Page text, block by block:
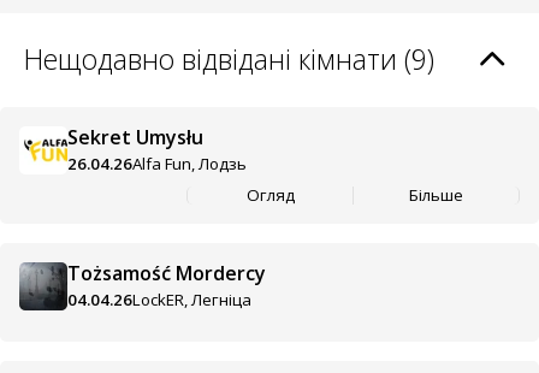
Нещодавно відвідані кімнати (9)
Sekret Umysłu
26.04.26Alfa Fun, Лодзь
Огляд
Більше
Tożsamość Mordercy
04.04.26LockER, Легніца